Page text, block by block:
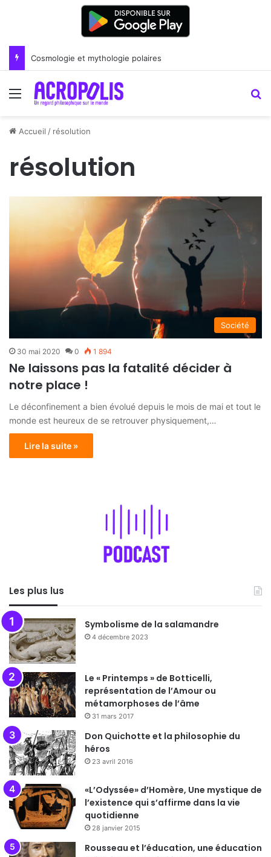
Cosmologie et mythologie polaires
Menu
Accueil / résolution
résolution
Société
30 mai 2020 0 1 894
Ne laissons pas la fatalité décider à
notre place !
Le déconfinement a bien évolué depuis le mois de mai et tout le
monde est heureux de se retrouver physiquement,…
Lire la suite »
Les plus lus
Symbolisme de la salamandre
4 décembre 2023
Le « Printemps » de Botticelli,
représentation de l’Amour ou
métamorphoses de l’âme
31 mars 2017
Don Quichotte et la philosophie du
héros
23 avril 2016
«L’Odyssée» d’Homère, Une mystique de
l’existence qui s’affirme dans la vie
quotidienne
28 janvier 2015
Rousseau et l’éducation, une éducation